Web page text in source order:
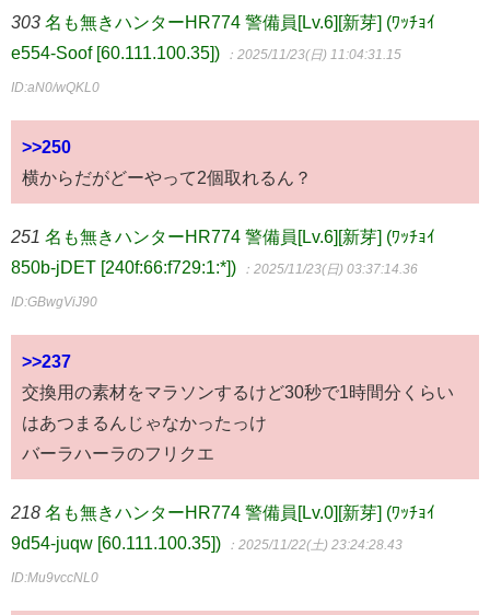
303 名も無きハンターHR774 警備員[Lv.6][新芽] (ﾜｯﾁｮｲ
e554-Soof [60.111.100.35])
：2025/11/23(日) 11:04:31.15
ID:aN0/wQKL0
>>250
横からだがどーやって2個取れるん？
251 名も無きハンターHR774 警備員[Lv.6][新芽] (ﾜｯﾁｮｲ
850b-jDET [240f:66:f729:1:*])
：2025/11/23(日) 03:37:14.36
ID:GBwgViJ90
>>237
交換用の素材をマラソンするけど30秒で1時間分くらい
はあつまるんじゃなかったっけ
バーラハーラのフリクエ
218 名も無きハンターHR774 警備員[Lv.0][新芽] (ﾜｯﾁｮｲ
9d54-juqw [60.111.100.35])
：2025/11/22(土) 23:24:28.43
ID:Mu9vccNL0